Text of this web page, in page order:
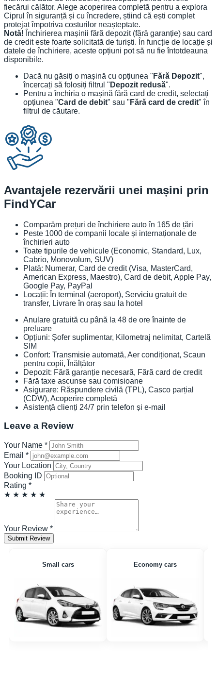
fiecărui călător. Alege acoperirea completă pentru a explora
Ciprul în siguranță și cu încredere, știind că ești complet
protejat împotriva costurilor neașteptate.
Notă! Închirierea mașinii fără depozit (fără garanție) sau card
de credit este foarte solicitată de turiști. În funcție de locație și
datele de închiriere, aceste opțiuni pot să nu fie întotdeauna
disponibile.
Dacă nu găsiți o mașină cu opțiunea " Fără Depozit",
încercați să folosiți filtrul " Depozit redusă".
Pentru a închiria o mașină fără card de credit, selectați
opțiunea "Card de debit" sau " Fără card de credit" în
filtrul de căutare.
Avantajele rezervării unei mașini prin
FindYCar
Comparăm prețuri de închiriere auto în 165 de țări
Peste 1000 de companii locale și internaționale de
închirieri auto
Toate tipurile de vehicule (Economic, Standard, Lux,
Cabrio, Monovolum, SUV)
Plată: Numerar, Card de credit (Visa, MasterCard,
American Express, Maestro), Card de debit, Apple Pay,
Google Pay, PayPal
Locații: În terminal (aeroport), Serviciu gratuit de
transfer, Livrare în oraș sau la hotel
Anulare gratuită cu până la 48 de ore înainte de
preluare
Opțiuni: Șofer suplimentar, Kilometraj nelimitat, Cartelă
SIM
Confort: Transmisie automată, Aer condiționat, Scaun
pentru copii, Înălțător
Depozit: Fără garanție necesară, Fără card de credit
Fără taxe ascunse sau comisioane
Asigurare: Răspundere civilă (TPL), Casco parțial
(CDW), Acoperire completă
Asistență clienți 24/7 prin telefon și e-mail
Leave a Review
Your Name *
Email *
Your Location
Booking ID
Rating *
★ ★ ★ ★ ★
Your Review *
Submit Review
Small cars Economy cars